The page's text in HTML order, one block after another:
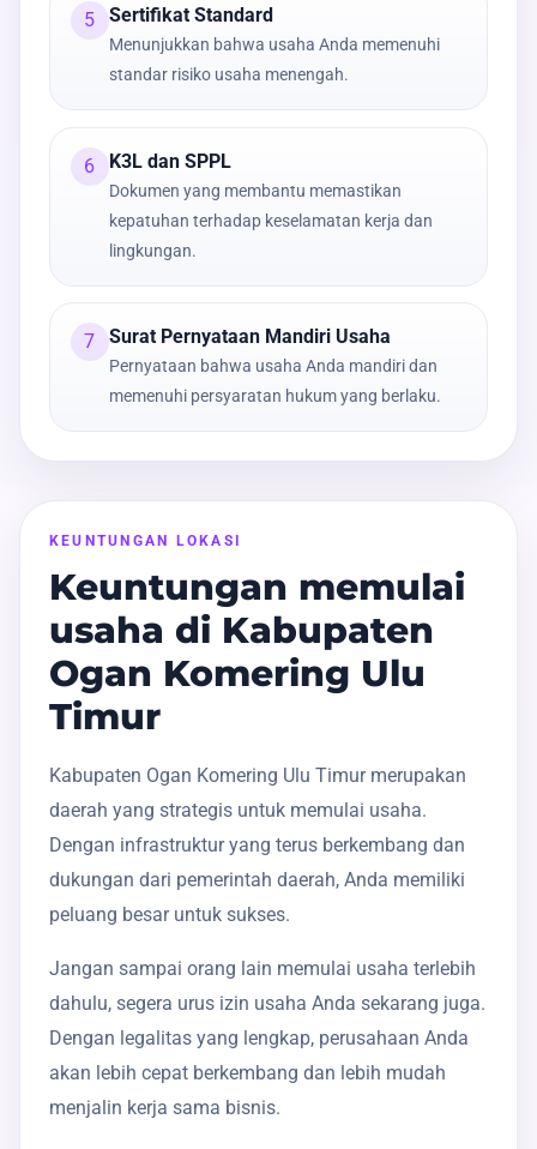
5 Sertifikat Standard
Menunjukkan bahwa usaha Anda memenuhi
standar risiko usaha menengah.
6 K3L dan SPPL
Dokumen yang membantu memastikan
kepatuhan terhadap keselamatan kerja dan
lingkungan.
7 Surat Pernyataan Mandiri Usaha
Pernyataan bahwa usaha Anda mandiri dan
memenuhi persyaratan hukum yang berlaku.
KEUNTUNGAN LOKASI
Keuntungan memulai
usaha di Kabupaten
Ogan Komering Ulu
Timur
Kabupaten Ogan Komering Ulu Timur merupakan
daerah yang strategis untuk memulai usaha.
Dengan infrastruktur yang terus berkembang dan
dukungan dari pemerintah daerah, Anda memiliki
peluang besar untuk sukses.
Jangan sampai orang lain memulai usaha terlebih
dahulu, segera urus izin usaha Anda sekarang juga.
Dengan legalitas yang lengkap, perusahaan Anda
akan lebih cepat berkembang dan lebih mudah
menjalin kerja sama bisnis.